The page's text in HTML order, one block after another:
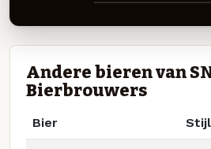
Andere bieren van
Bierbrouwers
Bier Stijl